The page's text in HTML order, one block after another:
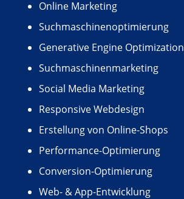
Online Marketing
Suchmaschinenoptimierung
Generative Engine Optimization
Suchmaschinenmarketing
Social Media Marketing
Responsive Webdesign
Erstellung von Online-Shops
Performance-Optimierung
Conversion-Optimierung
Web- & App-Entwicklung